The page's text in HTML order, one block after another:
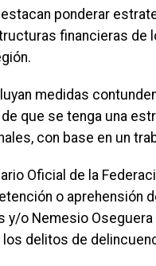
ponderar
financieras de
medidas
que se tenga una
con base en un
Oficial de la
o aprehensión
o Nemesio Oseguera
delitos de